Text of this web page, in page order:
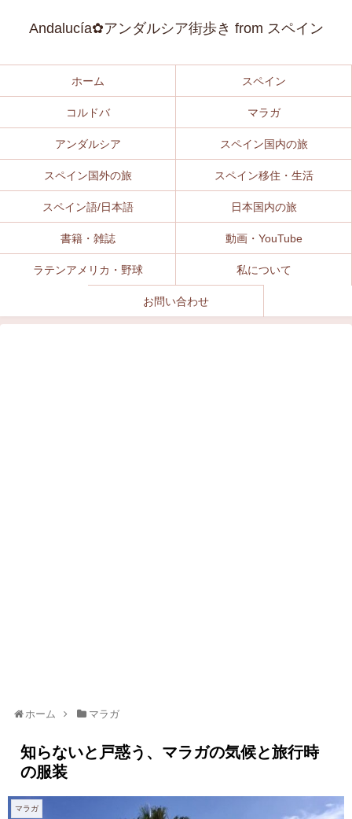
Andalucía✿アンダルシア街歩き from スペイン
ホーム スペイン
コルドバ マラガ
アンダルシア スペイン国内の旅
スペイン国外の旅 スペイン移住・生活
スペイン語/日本語 日本国内の旅
書籍・雑誌 動画・YouTube
ラテンアメリカ・野球 私について
お問い合わせ
ホーム マラガ
知らないと戸惑う、マラガの気候と旅行時
の服装
マラガ